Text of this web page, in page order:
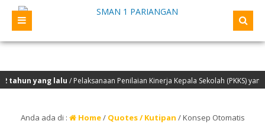
yang lalu / Pelaksanaan Penilaian Kinerja Kepala Sekolah (PKKS) yang
Anda ada di : Home/ Quotes / Kutipan /Konsep Otomatis